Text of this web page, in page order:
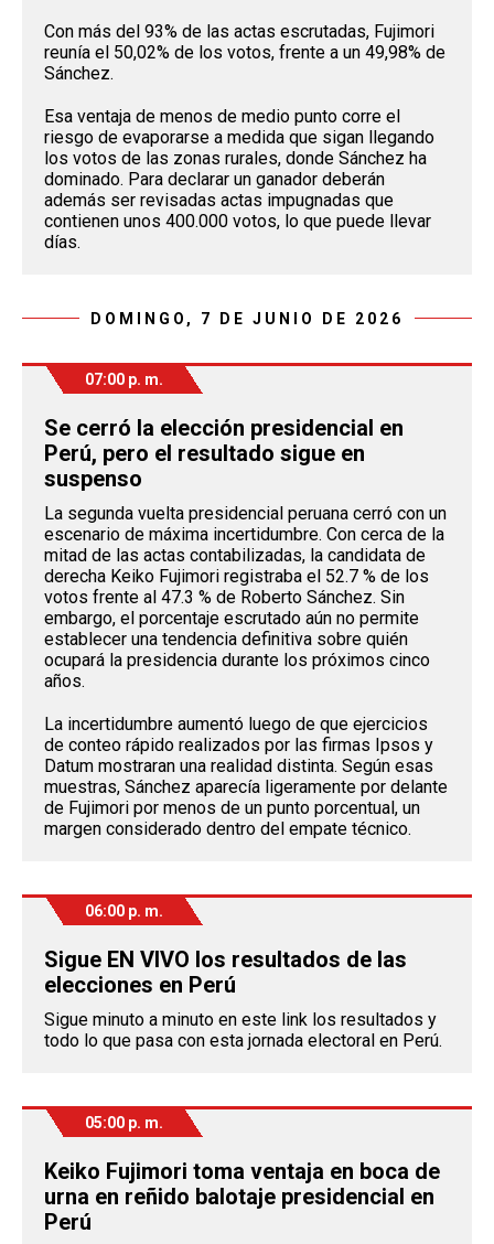
Con más del 93% de las actas escrutadas, Fujimori
reunía el 50,02% de los votos, frente a un 49,98% de
Sánchez.
Esa ventaja de menos de medio punto corre el
riesgo de evaporarse a medida que sigan llegando
los votos de las zonas rurales, donde Sánchez ha
dominado. Para declarar un ganador deberán
además ser revisadas actas impugnadas que
contienen unos 400.000 votos, lo que puede llevar
días.
DOMINGO, 7 DE JUNIO DE 2026
07:00 p. m.
Se cerró la elección presidencial en
Perú, pero el resultado sigue en
suspenso
La segunda vuelta presidencial peruana cerró con un
escenario de máxima incertidumbre. Con cerca de la
mitad de las actas contabilizadas, la candidata de
derecha Keiko Fujimori registraba el 52.7 % de los
votos frente al 47.3 % de Roberto Sánchez. Sin
embargo, el porcentaje escrutado aún no permite
establecer una tendencia definitiva sobre quién
ocupará la presidencia durante los próximos cinco
años.
La incertidumbre aumentó luego de que ejercicios
de conteo rápido realizados por las firmas Ipsos y
Datum mostraran una realidad distinta. Según esas
muestras, Sánchez aparecía ligeramente por delante
de Fujimori por menos de un punto porcentual, un
margen considerado dentro del empate técnico.
06:00 p. m.
Sigue EN VIVO los resultados de las
elecciones en Perú
Sigue minuto a minuto en este link los resultados y
todo lo que pasa con esta jornada electoral en Perú.
05:00 p. m.
Keiko Fujimori toma ventaja en boca de
urna en reñido balotaje presidencial en
Perú